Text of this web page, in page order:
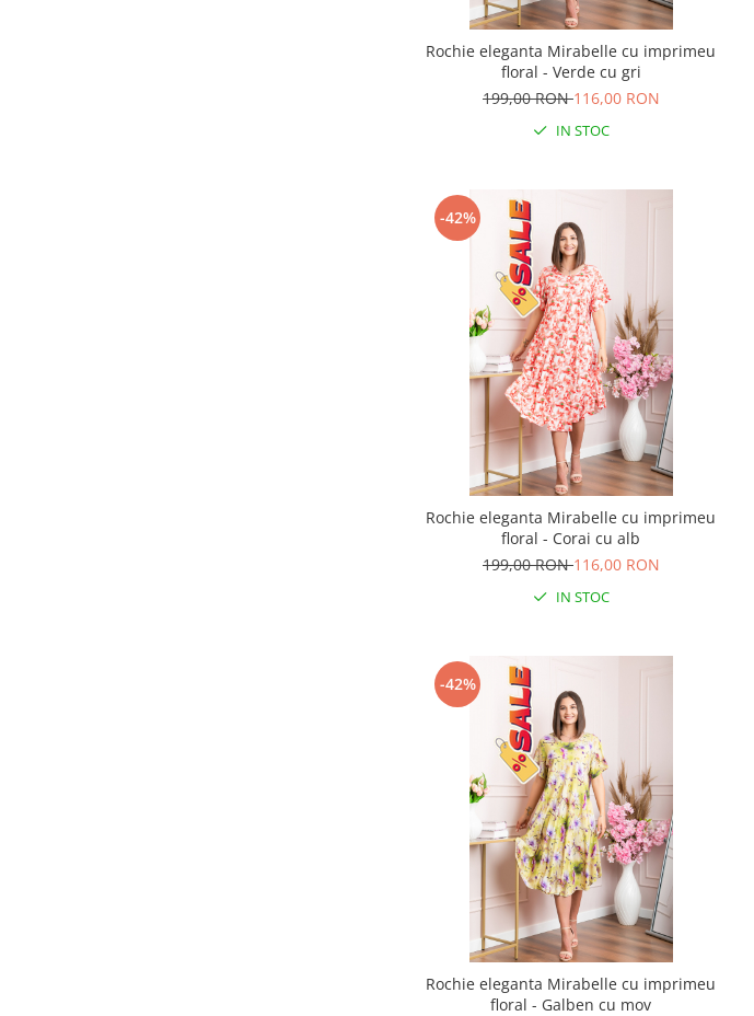
Rochie eleganta Mirabelle cu imprimeu
floral - Verde cu gri
199,00 RON116,00 RON
IN STOC
-42%
Rochie eleganta Mirabelle cu imprimeu
floral - Corai cu alb
199,00 RON116,00 RON
IN STOC
-42%
Rochie eleganta Mirabelle cu imprimeu
floral - Galben cu mov